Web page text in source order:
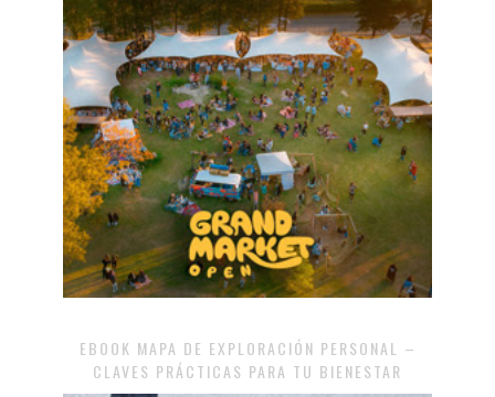
EBOOK MAPA DE EXPLORACIÓN PERSONAL –
CLAVES PRÁCTICAS PARA TU BIENESTAR